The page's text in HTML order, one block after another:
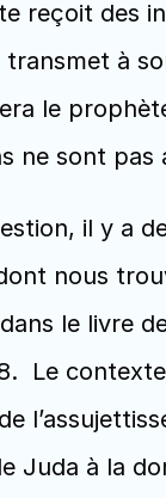
reçoit des
transmet à
le
ne sont pas
il y a
nous
le livre
Le
Juda à la